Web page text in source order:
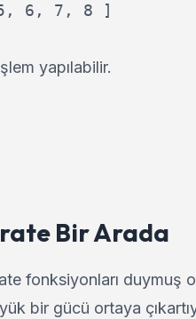
6, 7, 8 ]
yapılabilir.
Bir Arada
fonksiyonları duymuş
bir gücü ortaya